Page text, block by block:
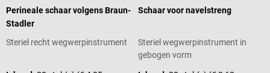
Perineale schaar volgens Braun-
Stadler
Steriel recht wegwerpinstrument
Schaar voor navelstreng
Steriel wegwerpinstrument in
gebogen vorm